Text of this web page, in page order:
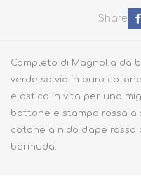
Share
Completo di Magnolia da
verde salvia in puro
elastico in vita per una
bottone e stampa rossa a
cotone a nido d'ape
bermuda.